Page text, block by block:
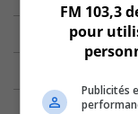
FM 103,3
pour
Publicités